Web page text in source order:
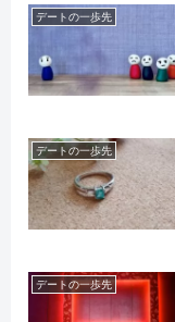
デートの一歩先
デートの一歩先
デートの一歩先